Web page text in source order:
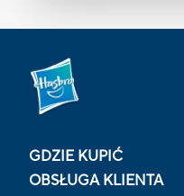
GDZIE KUPIĆ
OBSŁUGA KLIENTA